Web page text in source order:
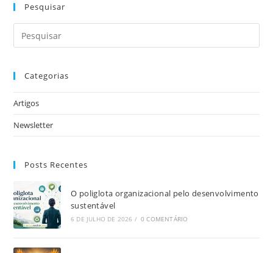
Pesquisar
Categorias
Artigos
Newsletter
Posts Recentes
O poliglota organizacional pelo desenvolvimento
sustentável
6 DE JULHO DE 2026 / 0 COMENTÁRIO